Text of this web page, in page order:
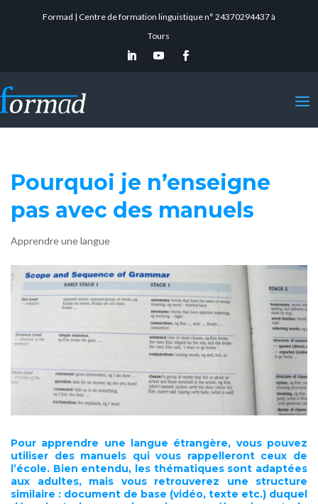
Formad | Centre de formation linguistique n° 24370294437 à
Tours
Pourquoi je n’enseigne
pas avec des manuels
Apprendre une langue
Pour apprendre une langue étrangère, vous pouvez
utiliser des manuels qui vous rappelleront ceux de
l’école. Bien entendu, les thématiques sont adaptées
aux adultes, mais vous retrouverez une structure
similaire : document de base (vidéo, texte etc.) duquel